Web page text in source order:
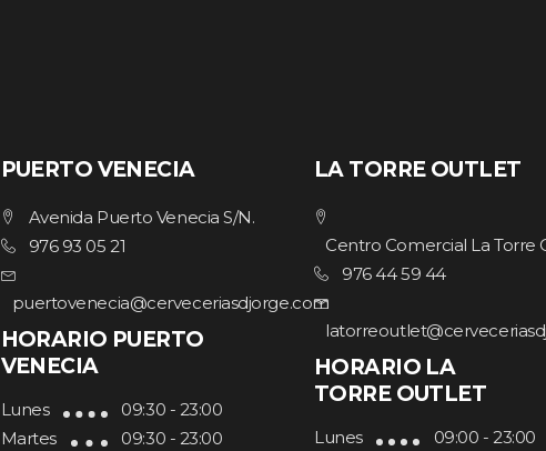
PUERTO VENECIA
Avenida Puerto Venecia S/N.
976 93 05 21
puertovenecia@cerveceriasdjorge.com
HORARIO PUERTO
VENECIA
Lunes
09:30 - 23:00
Martes
09:30 - 23:00
LA TORRE OUTLET
Centro Comercial La Torre
976 44 59 44
HORARIO LA
TORRE OUTLET
Lunes
09:00 - 23:00